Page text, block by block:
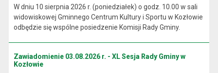
W dniu 10 sierpnia 2026 r. (poniedziałek) o godz. 10.00 w sali
widowiskowej Gminnego Centrum Kultury i Sportu w Kozłowie
odbędzie się wspólne posiedzenie Komisji Rady Gminy.
Zawiadomienie 03.08.2026 r. - XL Sesja Rady Gminy w
Kozłowie